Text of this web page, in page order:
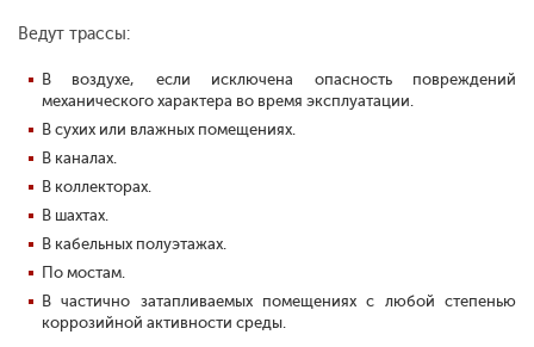
Ведут трассы:
В воздухе, если исключена опасность повреждений
механического характера во время эксплуатации.
В сухих или влажных помещениях.
В каналах.
В коллекторах.
В шахтах.
В кабельных полуэтажах.
По мостам.
В частично затапливаемых помещениях с любой степенью
коррозийной активности среды.